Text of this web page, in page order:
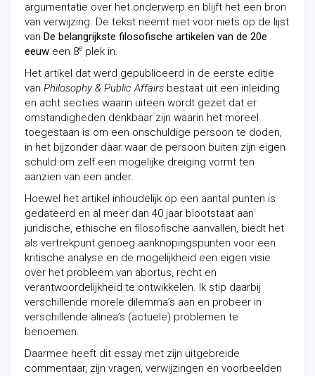
argumentatie over het onderwerp en blijft het een bron
van verwijzing. De tekst neemt niet voor niets op de lijst
van De belangrijkste filosofische artikelen van de 20e
eeuw een 8e plek in.
Het artikel dat werd gepubliceerd in de eerste editie
van Philosophy & Public Affairs bestaat uit een inleiding
en acht secties waarin uiteen wordt gezet dat er
omstandigheden denkbaar zijn waarin het moreel
toegestaan is om een onschuldige persoon te doden,
in het bijzonder daar waar de persoon buiten zijn eigen
schuld om zelf een mogelijke dreiging vormt ten
aanzien van een ander.
Hoewel het artikel inhoudelijk op een aantal punten is
gedateerd en al meer dan 40 jaar blootstaat aan
juridische, ethische en filosofische aanvallen, biedt het
als vertrekpunt genoeg aanknopingspunten voor een
kritische analyse en de mogelijkheid een eigen visie
over het probleem van abortus, recht en
verantwoordelijkheid te ontwikkelen. Ik stip daarbij
verschillende morele dilemma’s aan en probeer in
verschillende alinea’s (actuele) problemen te
benoemen.
Daarmee heeft dit essay met zijn uitgebreide
commentaar, zijn vragen, verwijzingen en voorbeelden